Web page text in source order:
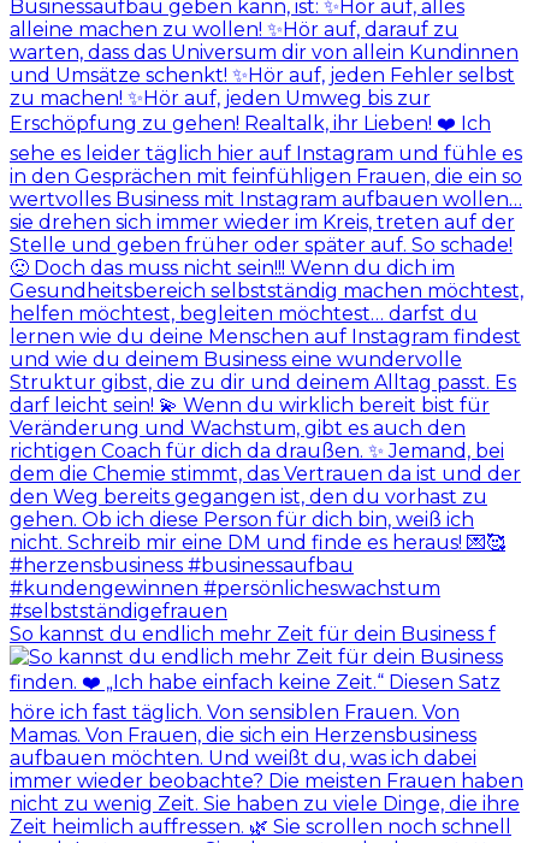
So kannst du endlich mehr Zeit für dein Business f